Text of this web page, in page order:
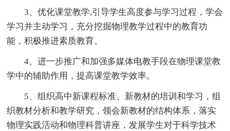
3、优化课堂教学,引导学生高度参与学习过程，学会
学习并主动学习，充分挖掘物理教学过程中的教育功
能，积极推进素质教育。
4、进一步推广和加强多媒体电教手段在物理课堂教
学中的辅助作用，提高课堂教学效率。
5、组织高中新课程标准、新教材的培训和学习，组
织教材分析和教学研究，领会新教材的结构体系，落实
物理实践活动和物理科普讲座，发展学生对于科学技术